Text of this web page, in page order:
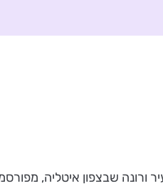
ורונה שבצפון איטליה,